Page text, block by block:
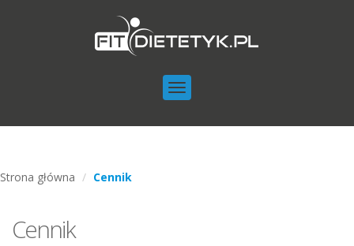
Toggle
navigation
Strona główna Cennik
Cennik